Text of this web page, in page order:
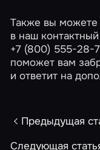
Также вы можете
в наш
+7 (800) 555-28-
поможет вам
и ответит на
Предыдущая
Следующая